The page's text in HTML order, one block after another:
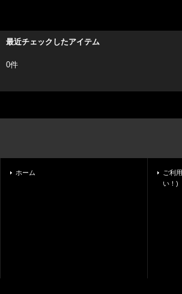
最近チェックしたアイテム
0件
ホーム
ご利
い！)